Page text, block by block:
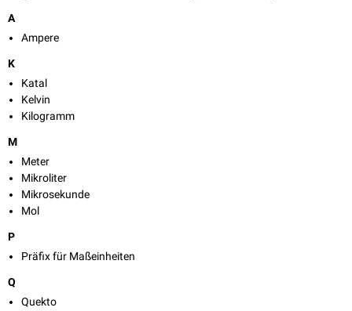
A
Ampere
K
Katal
Kelvin
Kilogramm
M
Meter
Mikroliter
Mikrosekunde
Mol
P
Präfix für Maßeinheiten
Q
Quekto